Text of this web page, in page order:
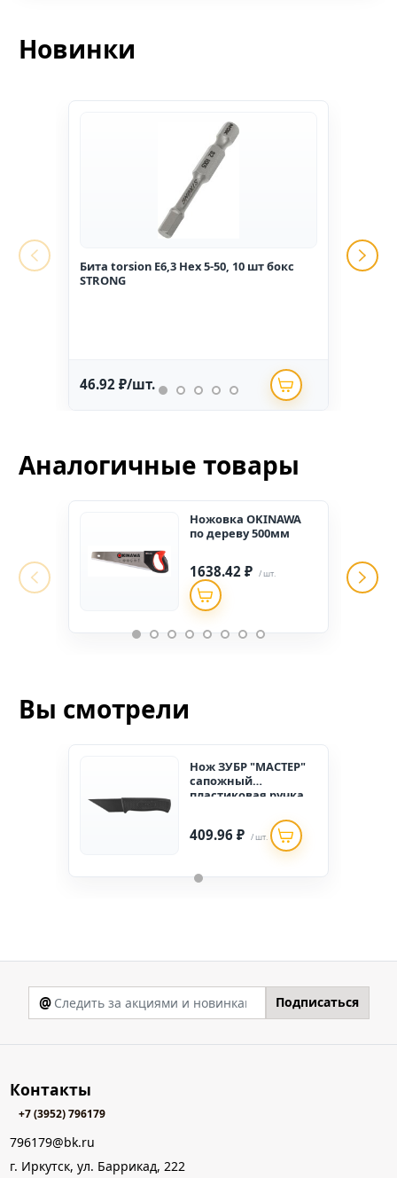
Новинки
Бита torsion E6,3 Hex 5-50, 10 шт бокс
STRONG
46.92 ₽/шт.
Аналогичные товары
Ножовка OKINAWA
по дереву 500мм
1638.42 ₽ / шт.
Вы смотрели
Нож ЗУБР "МАСТЕР"
сапожный
пластиковая ручка,
нержавеющей стали
409.96 ₽ / шт.
@ Подписаться
Контакты
+7 (3952) 796179
796179@bk.ru
г. Иркутск, ул. Баррикад, 222